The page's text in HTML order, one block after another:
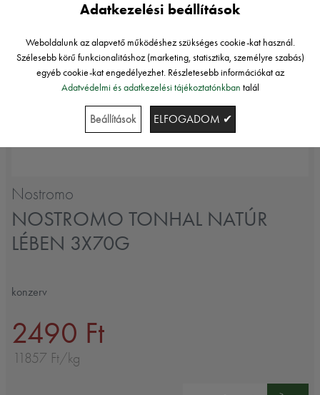
Nostromo
NOSTROMO TONHAL NATÚR
LÉBEN 3X70G
konzerv
2490 Ft
11857 Ft/kg
Adatkezelési beállítások
Weboldalunk az alapvető működéshez szükséges cookie-kat használ.
Szélesebb körű funkcionalitáshoz (marketing, statisztika, személyre szabás)
egyéb cookie-kat engedélyezhet. Részletesebb információkat az
Adatvédelmi és adatkezelési tájékoztatónkban talál
Beállítások ELFOGADOM ✔